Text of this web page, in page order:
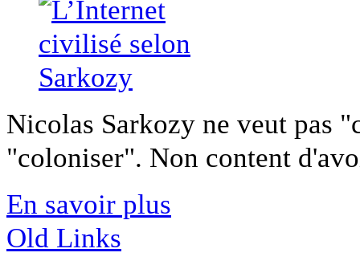
Nicolas Sarkozy ne veut pas
"coloniser". Non content
En savoir plus
Old Links